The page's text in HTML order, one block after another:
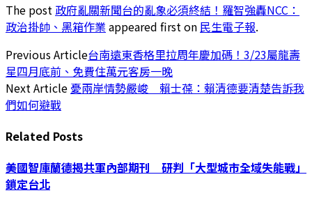
The post 政府亂關新聞台的亂象必須終結！羅智強轟NCC：
政治掛帥、黑箱作業 appeared first on 民生電子報.
Previous Article台南遠東香格里拉周年慶加碼！3/23屬龍壽
星四月底前、免費住萬元客房一晚
Next Article 憂兩岸情勢嚴峻 賴士葆：賴清德要清楚告訴我
們如何避戰
Related Posts
美國智庫蘭德揭共軍內部期刊 研判「大型城市全域失能戰」
鎖定台北